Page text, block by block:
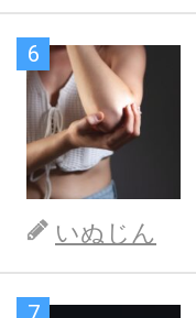
6
いぬじん